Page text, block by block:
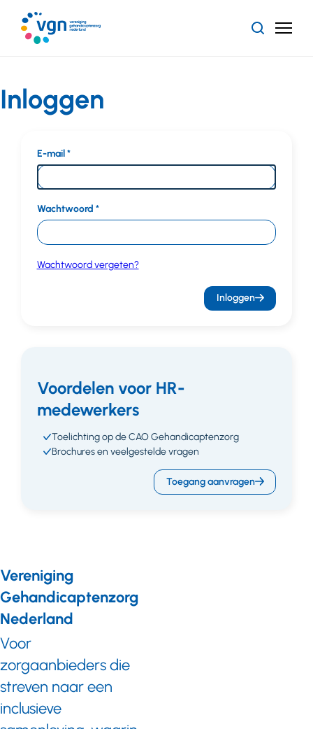
naar
hoofdinhoud
ZoekenMenu
Inloggen
E-mail
Wachtwoord
Wachtwoord vergeten?
Inloggen
Voordelen voor HR-
medewerkers
Toelichting op de CAO Gehandicaptenzorg
Brochures en veelgestelde vragen
Toegang aanvragen
Vereniging
Gehandicaptenzorg
Nederland
Voor
zorgaanbieders die
streven naar een
inclusieve